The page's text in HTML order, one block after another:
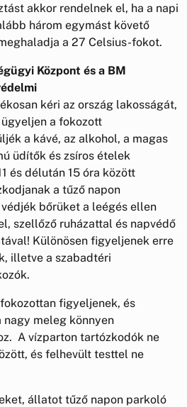
akkor rendelnek el, ha a napi
három egymást követő
a 27 Celsius-fokot.
Központ és a BM
kéri az ország lakosságát,
a fokozott
a kávé, az alkohol, a magas
üdítők és zsíros ételek
és délután 15 óra között
a tűző napon
bőrüket a leégés ellen
szellőző ruházattal és napvédő
Különösen figyeljenek erre
illetve a szabadtéri
figyeljenek, és
nagy meleg könnyen
A vízparton tartózkodók ne
és felhevült testtel ne
állatot tűző napon parkoló